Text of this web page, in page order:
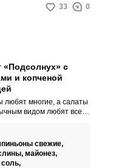
что придает ему 33 0
«Подсолнух» с
и копченой
любят многие, а салаты
видом любят все.
свежие,
майонез,
соль,